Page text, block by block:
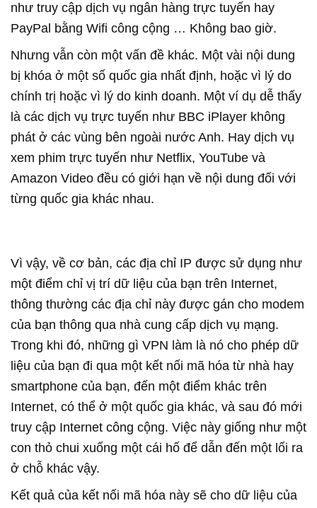
như truy cập dịch vụ ngân hàng trực tuyến hay
PayPal bằng Wifi công cộng … Không bao giờ.
Nhưng vẫn còn một vấn đề khác. Một vài nội dung
bị khóa ở một số quốc gia nhất định, hoặc vì lý do
chính trị hoặc vì lý do kinh doanh. Một ví dụ dễ thấy
là các dịch vụ trực tuyến như BBC iPlayer không
phát ở các vùng bên ngoài nước Anh. Hay dịch vụ
xem phim trực tuyến như Netflix, YouTube và
Amazon Video đều có giới hạn về nội dung đối với
từng quốc gia khác nhau.
Vì vậy, về cơ bản, các địa chỉ IP được sử dụng như
một điểm chỉ vị trí dữ liệu của bạn trên Internet,
thông thường các địa chỉ này được gán cho modem
của bạn thông qua nhà cung cấp dịch vụ mạng.
Trong khi đó, những gì VPN làm là nó cho phép dữ
liệu của bạn đi qua một kết nối mã hóa từ nhà hay
smartphone của bạn, đến một điểm khác trên
Internet, có thể ở một quốc gia khác, và sau đó mới
truy cập Internet công cộng. Việc này giống như một
con thỏ chui xuống một cái hố để dẫn đến một lối ra
ở chỗ khác vậy.
Kết quả của kết nối mã hóa này sẽ cho dữ liệu của